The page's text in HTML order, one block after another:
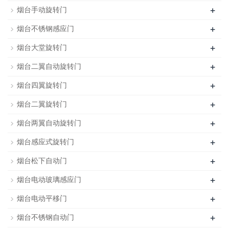
烟台手动旋转门 +
烟台不锈钢感应门 +
烟台大堂旋转门 +
烟台二翼自动旋转门 +
烟台四翼旋转门 +
烟台二翼旋转门 +
烟台两翼自动旋转门 +
烟台感应式旋转门 +
烟台松下自动门 +
烟台电动玻璃感应门 +
烟台电动平移门 +
烟台不锈钢自动门 +